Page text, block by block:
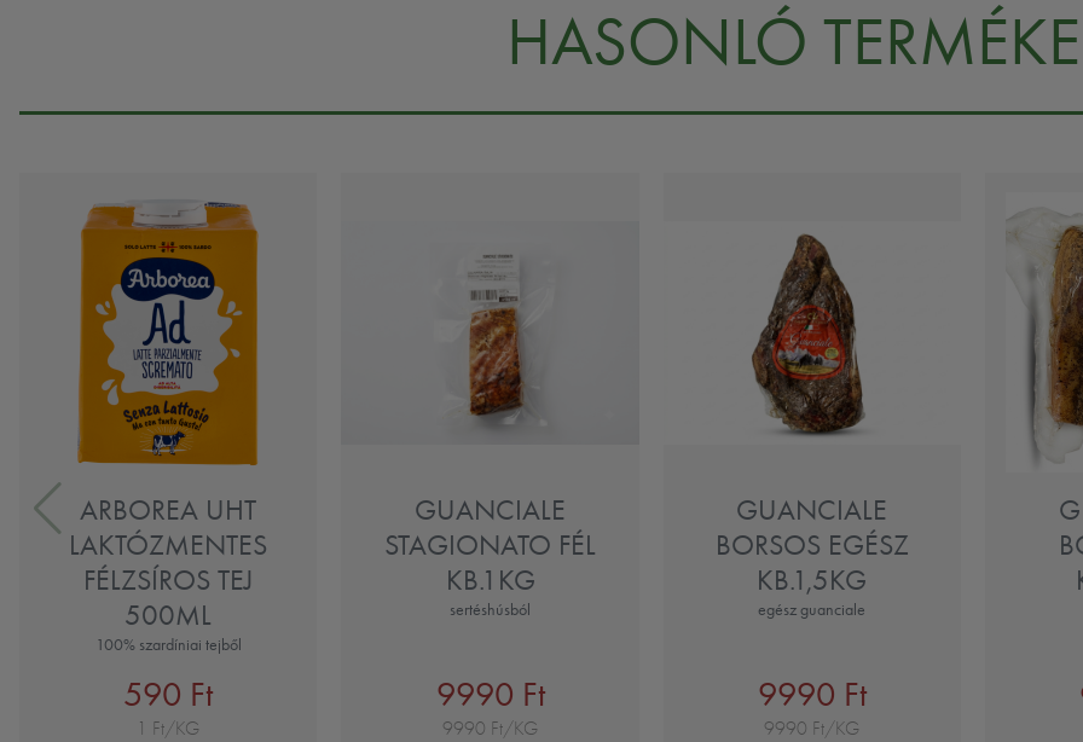
HASONLÓ
ARBOREA UHT
LAKTÓZMENTES
FÉLZSÍROS TEJ
500ML
100% szardíniai tejből
590 Ft
1 Ft/KG
GUANCIALE
STAGIONATO FÉL
KB.1KG
sertéshúsból
9990 Ft
9990 Ft/KG
GUANCIALE
BORSOS EGÉSZ
KB.1,5KG
egész guanciale
9990 Ft
9990 Ft/KG